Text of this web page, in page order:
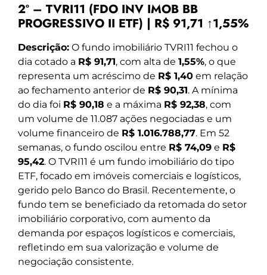
2º – TVRI11 (FDO INV IMOB BB
PROGRESSIVO II ETF) | R$ 91,71 ↑1,55%
Descrição: O fundo imobiliário TVRI11 fechou o
dia cotado a R$ 91,71, com alta de 1,55%, o que
representa um acréscimo de R$ 1,40 em relação
ao fechamento anterior de R$ 90,31. A mínima
do dia foi R$ 90,18 e a máxima R$ 92,38, com
um volume de 11.087 ações negociadas e um
volume financeiro de R$ 1.016.788,77. Em 52
semanas, o fundo oscilou entre R$ 74,09 e R$
95,42. O TVRI11 é um fundo imobiliário do tipo
ETF, focado em imóveis comerciais e logísticos,
gerido pelo Banco do Brasil. Recentemente, o
fundo tem se beneficiado da retomada do setor
imobiliário corporativo, com aumento da
demanda por espaços logísticos e comerciais,
refletindo em sua valorização e volume de
negociação consistente.